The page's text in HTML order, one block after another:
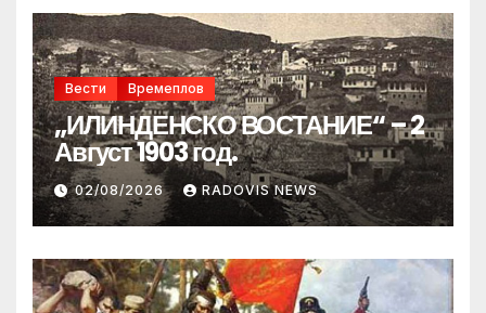
Вести Времеплов
„ИЛИНДЕНСКО ВОСТАНИЕ“ – 2
Август 1903 год.
02/08/2026 RADOVIS NEWS